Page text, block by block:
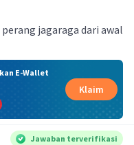
jagaraga dari awal
E-Wallet
Klaim
Jawaban terverifikasi